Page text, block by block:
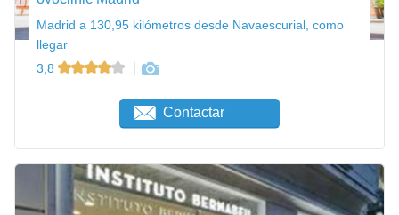
Madrid a 130,95 kilómetros desde Navaescurial, como
llegar
3,8
Contactar